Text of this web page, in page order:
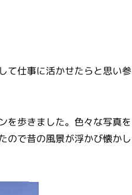
て仕事に活かせたらと思い参
を歩きました。色々な写真を
ので昔の風景が浮かび懐かし